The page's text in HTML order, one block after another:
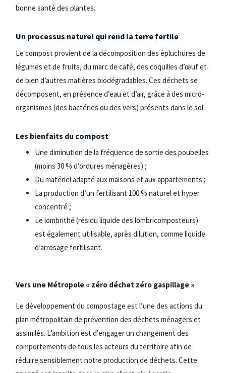
bonne santé des plantes.
Un processus naturel qui rend la terre fertile
Le compost provient de la décomposition des épluchures de
légumes et de fruits, du marc de café, des coquilles d’œuf et
de bien d’autres matières biodégradables. Ces déchets se
décomposent, en présence d’eau et d’air, grâce à des micro-
organismes (des bactéries ou des vers) présents dans le sol.
Les bienfaits du compost
Une diminution de la fréquence de sortie des poubelles
(moins 30 % d’ordures ménagères) ;
Du matériel adapté aux maisons et aux appartements ;
La production d’un fertilisant 100 % naturel et hyper
concentré ;
Le lombrithé (résidu liquide des lombricomposteurs)
est également utilisable, après dilution, comme liquide
d’arrosage fertilisant.
Vers une Métropole « zéro déchet zéro gaspillage »
Le développement du compostage est l’une des actions du
plan métropolitain de prévention des déchets ménagers et
assimilés. L’ambition est d’engager un changement des
comportements de tous les acteurs du territoire afin de
réduire sensiblement notre production de déchets. Cette